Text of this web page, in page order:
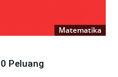
Matematika
Peluang